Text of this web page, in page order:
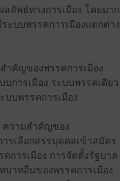
ลัพธ์ทางการเมือง โดยมาก
ะบบพรรคการเมืองแตกต่าง
ำคัญของพรรคการเมือง
การเมือง ระบบพรรคเดียว
บบพรรคการเมือง
ความสำคัญของ
รเลือกสรรบุคคลเข้าสมัคร
การเมือง การจัดตั้งรัฐบาล
บาทอื่นของพรรคการเมือง